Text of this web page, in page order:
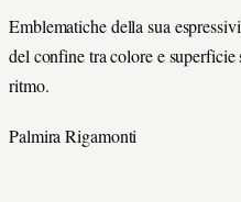
Emblematiche della sua
del confine tra colore e
ritmo.
Palmira Rigamonti